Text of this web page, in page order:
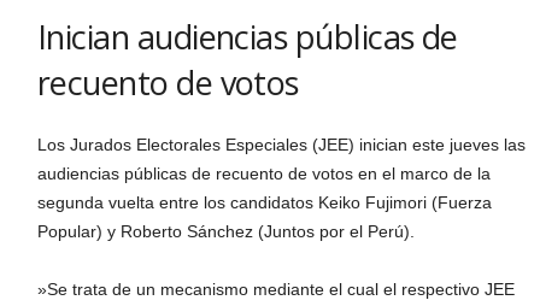
Inician audiencias públicas de
recuento de votos
Los Jurados Electorales Especiales (JEE) inician este jueves las
audiencias públicas de recuento de votos en el marco de la
segunda vuelta entre los candidatos Keiko Fujimori (Fuerza
Popular) y Roberto Sánchez (Juntos por el Perú).
​»Se trata de un mecanismo mediante el cual el respectivo JEE